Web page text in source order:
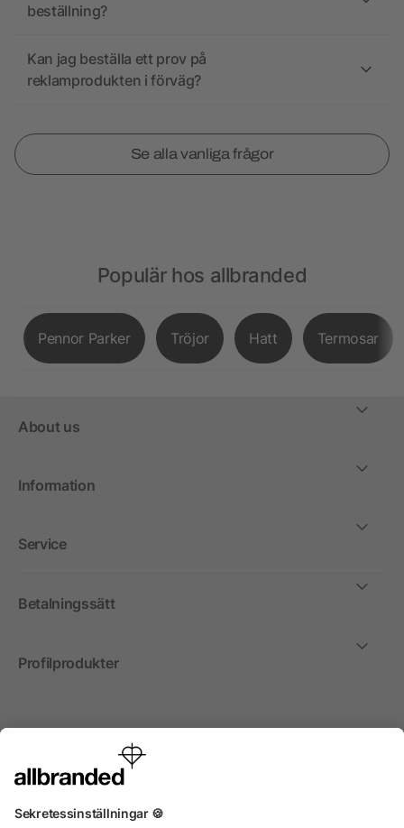
beställning?
Kan jag beställa ett prov på
reklamprodukten i förväg?
Se alla vanliga frågor
Populär hos allbranded
Pennor Parker Tröjor Hatt Termosar
About us
Information
Service
Betalningssätt
Profilprodukter
Internationellt